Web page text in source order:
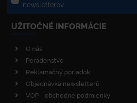
newsletterov
UŽITOČNÉ INFORMÁCIE
O nás
Poradenstvo
Reklamačný poriadok
Objednávka newsletterů
VOP - obchodné podmienky